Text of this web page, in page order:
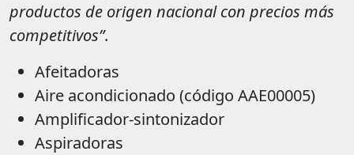
productos de origen nacional con precios más
competitivos”.
Afeitadoras
Aire acondicionado (código AAE00005)
Amplificador-sintonizador
Aspiradoras